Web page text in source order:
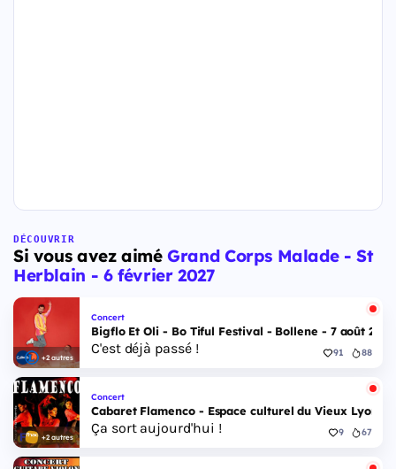
DÉCOUVRIR
Si vous avez aiméGrand Corps Malade - St
Herblain - 6 février 2027
+2 autres
Concert
Bigflo Et Oli - Bo Tiful Festival - Bollene - 7 août 2026
C'est déjà passé ! 91 88
+2 autres
Concert
Cabaret Flamenco - Espace culturel du Vieux Lyon -
Ça sort aujourd'hui ! 9 67